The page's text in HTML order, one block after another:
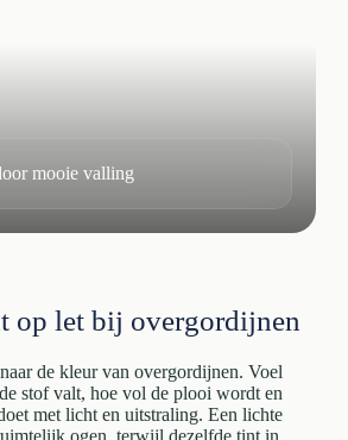
mooie valling
op let bij overgordijnen
de kleur van overgordijnen. Voel
stof valt, hoe vol de plooi wordt en
met licht en uitstraling. Een lichte
ogen, terwijl dezelfde tint in